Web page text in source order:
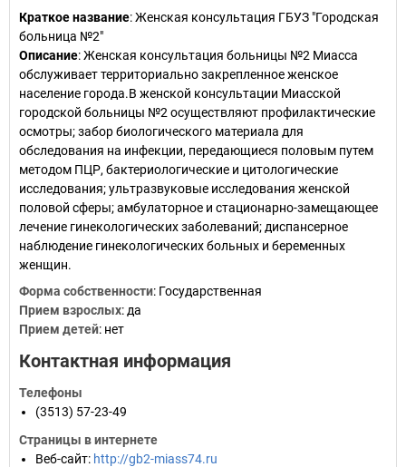
Краткое название:Женская консультация ГБУЗ "Городская
больница №2"
Описание: Женская консультация больницы №2 Миасса
обслуживает территориально закрепленное женское
население города.В женской консультации Миасской
городской больницы №2 осуществляют профилактические
осмотры; забор биологического материала для
обследования на инфекции, передающиеся половым путем
методом ПЦР, бактериологические и цитологические
исследования; ультразвуковые исследования женской
половой сферы; амбулаторное и стационарно-замещающее
лечение гинекологических заболеваний; диспансерное
наблюдение гинекологических больных и беременных
женщин.
Форма собственности: Государственная
Прием взрослых: да
Прием детей: нет
Контактная информация
Телефоны
(3513) 57-23-49
Страницы в интернете
Веб-сайт: http://gb2-miass74.ru